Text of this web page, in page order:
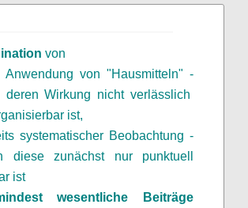
von
Anwendung von "Hausmitteln" -
deren Wirkung nicht verlässlich
ist,
systematischer Beobachtung -
diese zunächst nur punktuell
ist
wesentliche Beiträge